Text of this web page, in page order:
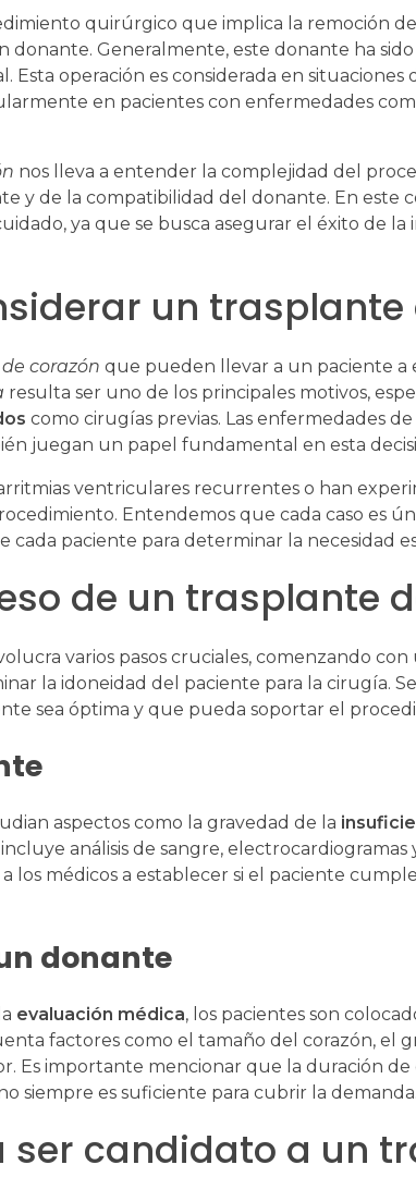
quirúrgico que implica la remoción
donante. Generalmente, este donante ha
Esta operación es considerada en
en pacientes con enfermedades
nos lleva a entender la complejidad del
y de la compatibilidad del donante. En este
ya que se busca asegurar el éxito de
un trasplante
corazón que pueden llevar a un paciente a
resulta ser uno de los principales motivos,
como cirugías previas. Las enfermedades
juegan un papel fundamental en esta
ventriculares recurrentes o han
Entendemos que cada caso es
cada paciente para determinar la necesidad
de un trasplante
varios pasos cruciales, comenzando
la idoneidad del paciente para la cirugía.
sea óptima y que pueda soportar el
aspectos como la gravedad de la
análisis de sangre, electrocardiogramas
los médicos a establecer si el paciente
donante
evaluación médica, los pacientes son
factores como el tamaño del corazón, el
Es importante mencionar que la duración
siempre es suficiente para cubrir la demanda.
ser candidato a un